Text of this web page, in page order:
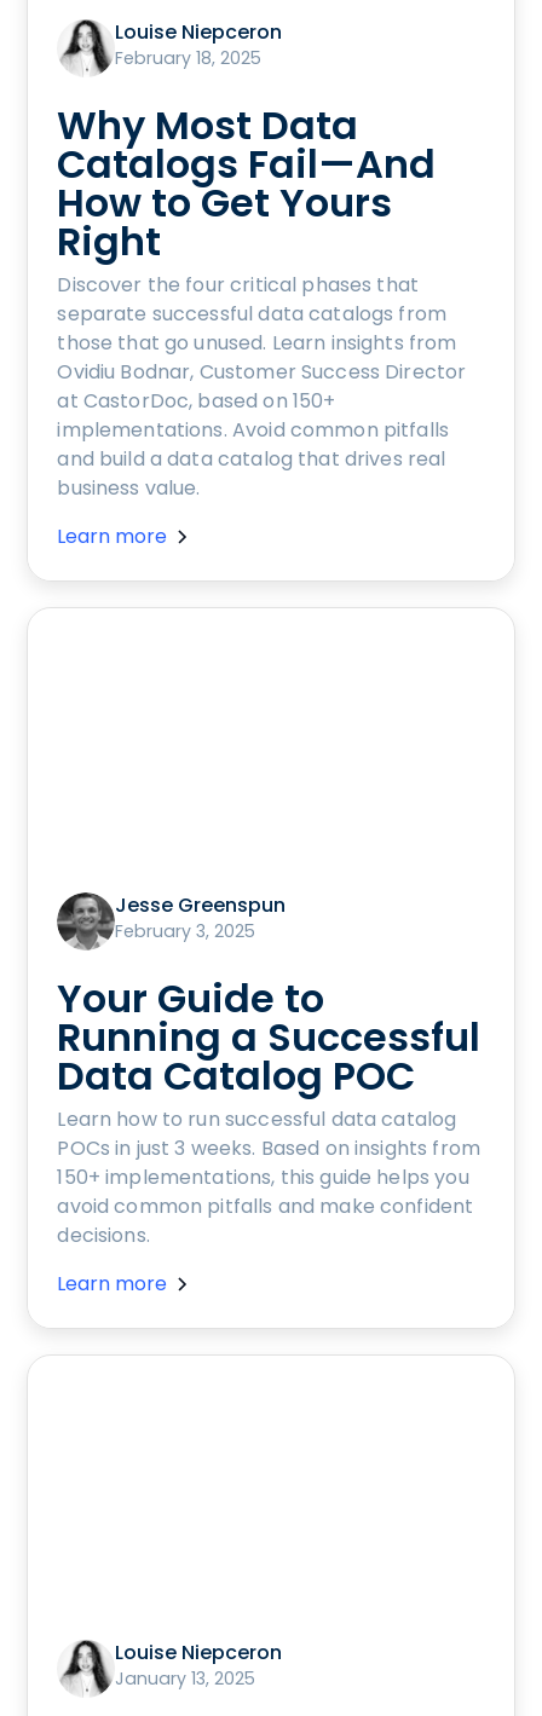
Louise Niepceron
February 18, 2025
Why Most Data
Catalogs Fail—And
How to Get Yours
Right
Discover the four critical phases that
separate successful data catalogs from
those that go unused. Learn insights from
Ovidiu Bodnar, Customer Success Director
at CastorDoc, based on 150+
implementations. Avoid common pitfalls
and build a data catalog that drives real
business value.
Learn more
Jesse Greenspun
February 3, 2025
Your Guide to
Running a Successful
Data Catalog POC
Learn how to run successful data catalog
POCs in just 3 weeks. Based on insights from
150+ implementations, this guide helps you
avoid common pitfalls and make confident
decisions.
Learn more
Louise Niepceron
January 13, 2025